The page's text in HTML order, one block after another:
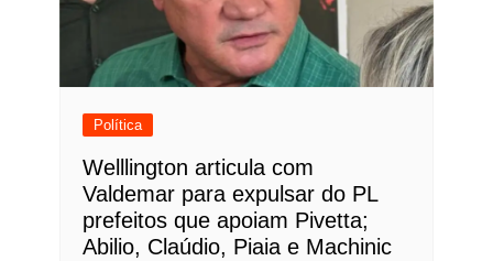
Política
Welllington articula com
Valdemar para expulsar do PL
prefeitos que apoiam Pivetta;
Abilio, Claúdio, Piaia e Machinic